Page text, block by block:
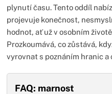
plynutí času. Tento oddíl
projevuje konečnost,
hodnot, ať už v osobním
Prozkoumává, co zůstává,
vyrovnat s poznáním hranic a
FAQ: marnost